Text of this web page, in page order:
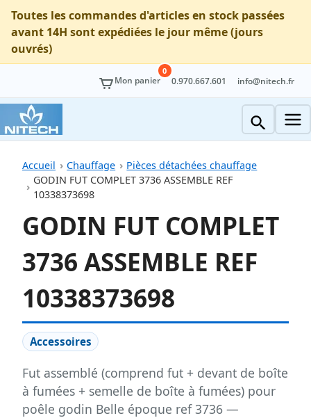
Toutes les commandes d'articles en stock passées
avant 14H sont expédiées le jour même (jours
ouvrés)
Mon panier
0
0.970.667.601 info@nitech.fr
Accueil Chauffage
Pièces détachées chauffage
GODIN FUT COMPLET 3736 ASSEMBLE REF
10338373698
GODIN FUT COMPLET
3736 ASSEMBLE REF
10338373698
Accessoires
Fut assemblé (comprend fut + devant de boîte
à fumées + semelle de boîte à fumées) pour
poêle godin Belle époque ref 3736 —